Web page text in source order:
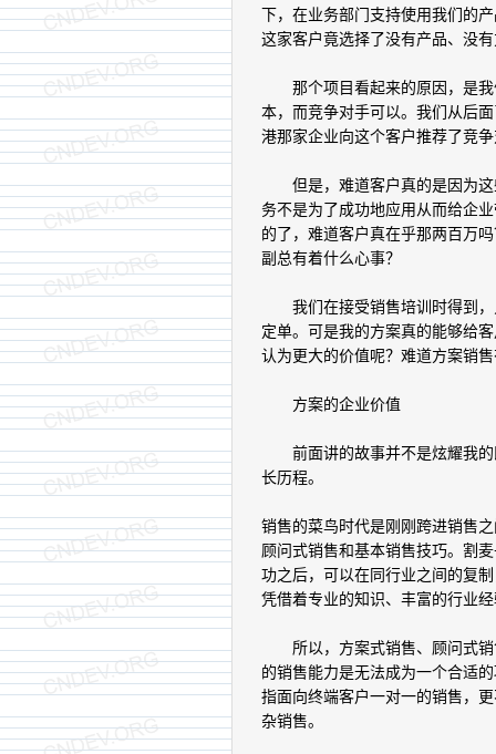
下，在业务部门支持使用我们的
这家客户竟选择了没有产品、没
那个项目看起来的原因，是我
本，而竞争对手可以。我们从后
港那家企业向这个客户推荐了竞
但是，难道客户真的是因为这
务不是为了成功地应用从而给企
的了，难道客户真在乎那两百万
副总有着什么心事？
我们在接受销售培训时得到，
定单。可是我的方案真的能够给
认为更大的价值呢？难道方案销
方案的企业价值
前面讲的故事并不是炫耀我的
长历程。
销售的菜鸟时代是刚刚跨进销售
顾问式销售和基本销售技巧。割
功之后，可以在同行业之间的复
凭借着专业的知识、丰富的行业
所以，方案式销售、顾问式销
的销售能力是无法成为一个合适
指面向终端客户一对一的销售，
杂销售。